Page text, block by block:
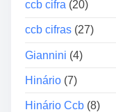
iccb cifra (20)
ccb cifras (27)
Giannini (4)
Hinário (7)
Hinário Ccb (8)